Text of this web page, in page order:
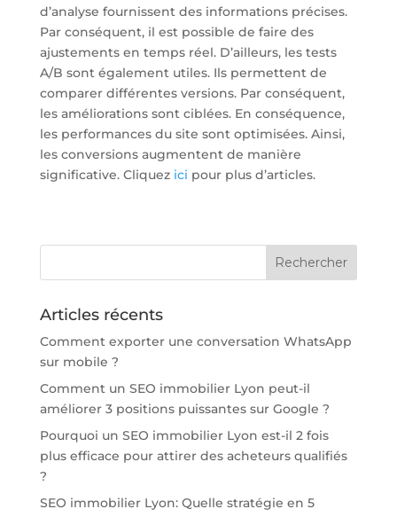
d’analyse fournissent des informations précises.
Par conséquent, il est possible de faire des
ajustements en temps réel. D’ailleurs, les tests
A/B sont également utiles. Ils permettent de
comparer différentes versions. Par conséquent,
les améliorations sont ciblées. En conséquence,
les performances du site sont optimisées. Ainsi,
les conversions augmentent de manière
significative. Cliquez ici pour plus d’articles.
Articles récents
Comment exporter une conversation WhatsApp
sur mobile ?
Comment un SEO immobilier Lyon peut-il
améliorer 3 positions puissantes sur Google ?
Pourquoi un SEO immobilier Lyon est-il 2 fois
plus efficace pour attirer des acheteurs qualifiés
?
SEO immobilier Lyon: Quelle stratégie en 5